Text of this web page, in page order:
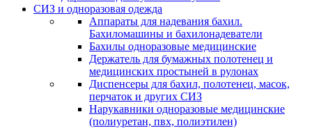
СИЗ и одноразовая одежда
Аппараты для надевания бахил.
Бахиломашины и бахилонадеватели
Бахилы одноразовые медицинские
Держатель для бумажных полотенец и
медицинских простыней в рулонах
Диспенсеры для бахил, полотенец, масок,
перчаток и других СИЗ
Нарукавники одноразовые медицинские
(полиуретан, пвх, полиэтилен)